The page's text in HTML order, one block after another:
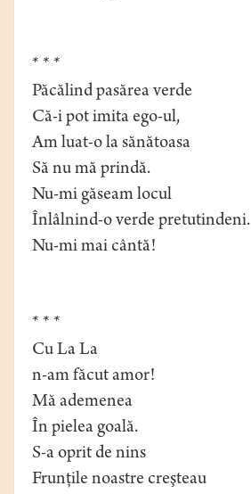
* * *
Păcălind pasărea verde
Că-i pot imita ego-ul,
Am luat-o la sănătoasa
Să nu mă prindă.
Nu-mi găseam locul
Înlâlnind-o verde pretutindeni.
Nu-mi mai cântă!
* * *
Cu La La
n-am făcut amor!
Mă ademenea
În pielea goală.
S-a oprit de nins
Frunţile noastre creşteau